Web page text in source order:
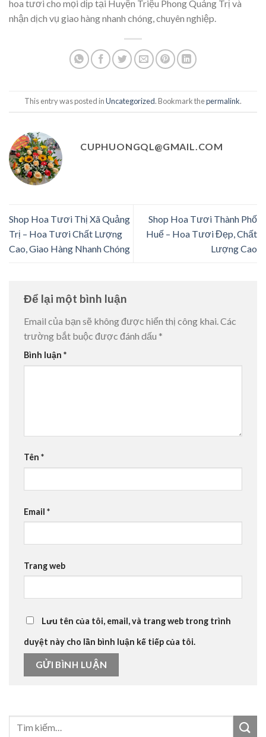
hoa tươi cho mọi dịp tại Huyện Triệu Phong Quảng Trị và
nhận dịch vụ giao hàng nhanh chóng, chuyên nghiệp.
This entry was posted inUncategorized. Bookmark thepermalink.
CUPHUONGQL@GMAIL.COM
Shop Hoa Tươi Thị Xã Quảng
Trị – Hoa Tươi Chất Lượng
Cao, Giao Hàng Nhanh Chóng
Shop Hoa Tươi Thành Phố
Huế – Hoa Tươi Đẹp, Chất
Lượng Cao
Để lại một bình luận
Email của bạn sẽ không được hiển thị công khai.Các
trường bắt buộc được đánh dấu *
Bình luận *
Tên *
Email *
Trang web
Lưu tên của tôi, email, và trang web trong trình
duyệt này cho lần bình luận kế tiếp của tôi.